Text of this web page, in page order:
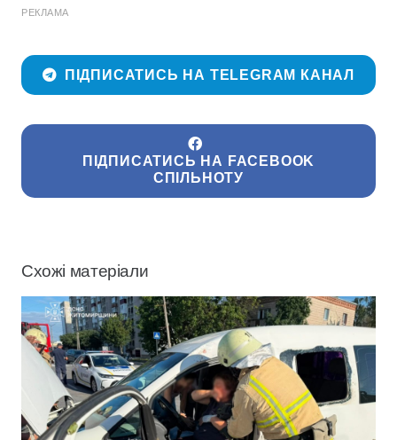
РЕКЛАМА
ПІДПИСАТИСЬ НА TELEGRAM КАНАЛ
ПІДПИСАТИСЬ НА FACEBOOK
СПІЛЬНОТУ
Схожі матеріали